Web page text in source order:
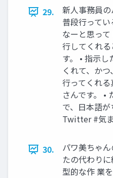
29.
新人事務員
普段行って
なーと思っ
行してくれ
す。 • 指示
くれて、か
行ってくれ
さんです。 •
で、日本語が
Twitter #気
30.
パワ美ちゃ
たの代わり
型的な作 業